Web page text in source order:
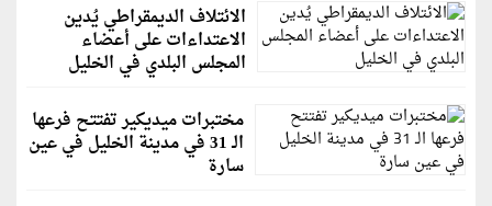
الائتلاف الديمقراطي يُدين
الاعتداءات على أعضاء
المجلس البلدي في الخليل
مختبرات ميديكير تفتتح فرعها
الـ 31 في مدينة الخليل في عين
سارة